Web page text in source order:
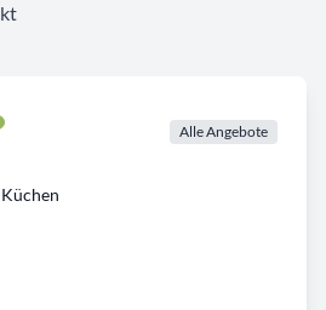
Alle Angebote